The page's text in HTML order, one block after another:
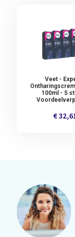
Veet -
100ml - 5
€